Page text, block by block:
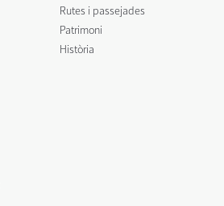
Rutes i passejades
Patrimoni
Història